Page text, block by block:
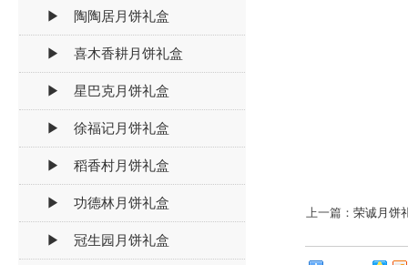
上一篇： 荣诚月饼
▶ 陶陶居月饼礼盒
▶ 喜木香耕月饼礼盒
▶ 星巴克月饼礼盒
▶ 徐福记月饼礼盒
▶ 稻香村月饼礼盒
▶ 功德林月饼礼盒
▶ 冠生园月饼礼盒